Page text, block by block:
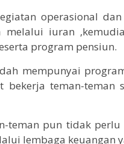
operasional
melalui iuran
program pensiun.
mempunyai
teman-teman
teman pun tidak
lembaga keuangan